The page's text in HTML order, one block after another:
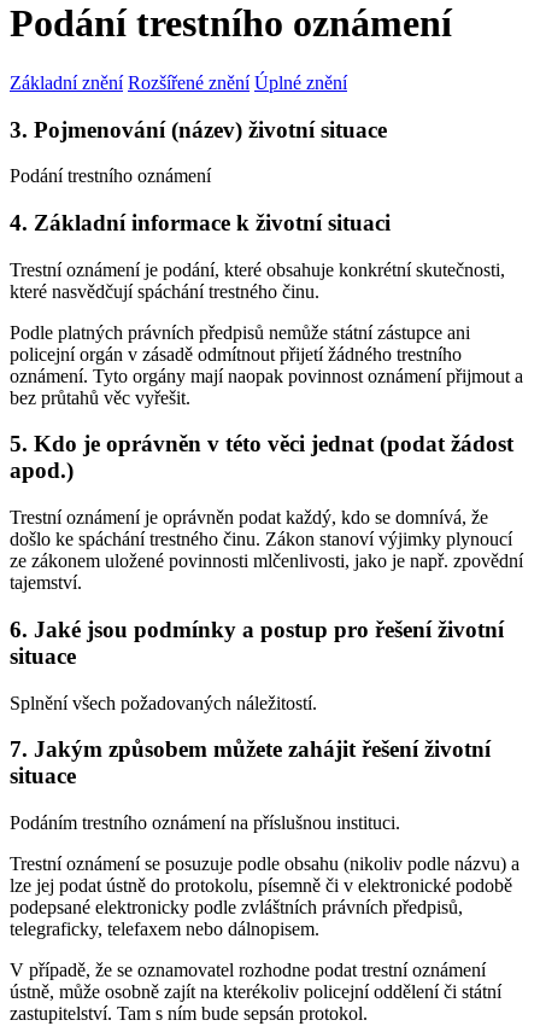
Podání trestního oznámení
Základní znění Rozšířené znění Úplné znění
3. Pojmenování (název) životní situace
Podání trestního oznámení
4. Základní informace k životní situaci
Trestní oznámení je podání, které obsahuje konkrétní skutečnosti,
které nasvědčují spáchání trestného činu.
Podle platných právních předpisů nemůže státní zástupce ani
policejní orgán v zásadě odmítnout přijetí žádného trestního
oznámení. Tyto orgány mají naopak povinnost oznámení přijmout a
bez průtahů věc vyřešit.
5. Kdo je oprávněn v této věci jednat (podat žádost
apod.)
Trestní oznámení je oprávněn podat každý, kdo se domnívá, že
došlo ke spáchání trestného činu. Zákon stanoví výjimky plynoucí
ze zákonem uložené povinnosti mlčenlivosti, jako je např. zpovědní
tajemství.
6. Jaké jsou podmínky a postup pro řešení životní
situace
Splnění všech požadovaných náležitostí.
7. Jakým způsobem můžete zahájit řešení životní
situace
Podáním trestního oznámení na příslušnou instituci.
Trestní oznámení se posuzuje podle obsahu (nikoliv podle názvu) a
lze jej podat ústně do protokolu, písemně či v elektronické podobě
podepsané elektronicky podle zvláštních právních předpisů,
telegraficky, telefaxem nebo dálnopisem.
V případě, že se oznamovatel rozhodne podat trestní oznámení
ústně, může osobně zajít na kterékoliv policejní oddělení či státní
zastupitelství. Tam s ním bude sepsán protokol.